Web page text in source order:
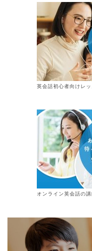
英会話初心者向けレ
オンライン英会話の